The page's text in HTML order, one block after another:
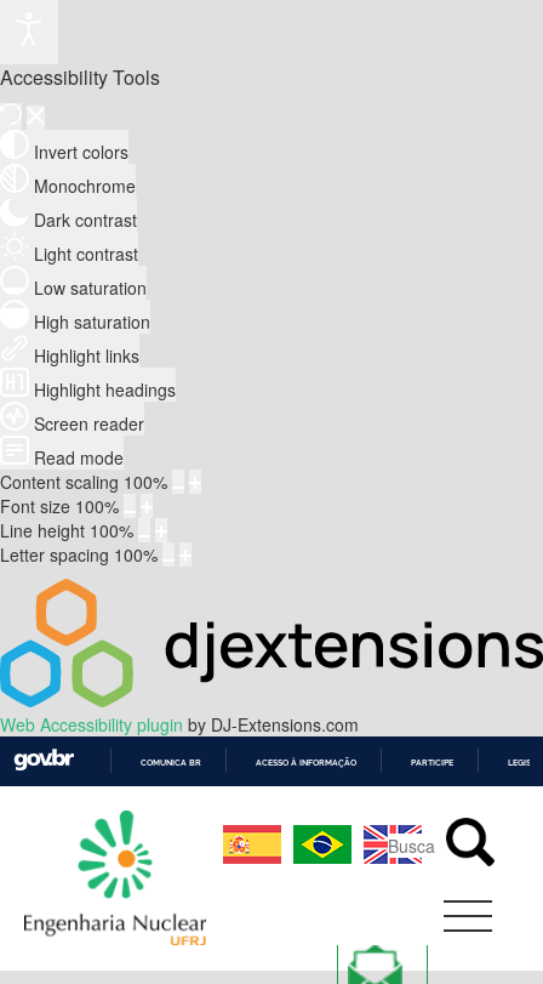
Accessibility Tools
Invert colors
Monochrome
Dark contrast
Light contrast
Low saturation
High saturation
Highlight links
Highlight headings
Screen reader
Read mode
Content scaling 100%
Font size 100%
Line height 100%
Letter spacing 100%
Web Accessibility plugin by DJ-Extensions.com
CONTEÚDO
COMUNICA BR ACESSO À INFORMAÇÃO PARTICIPE